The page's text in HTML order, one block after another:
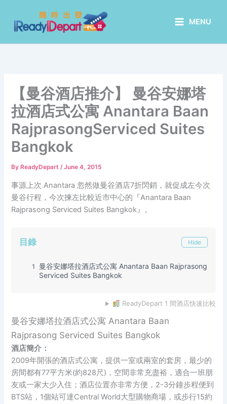
content
MENU
【曼谷酒店推介】 曼谷安娜塔
拉酒店式公寓 Anantara Baan
RajprasongServiced Suites
Bangkok
By ReadyDepart/June 4, 2015
事源上次 Anantara 忽然做曼谷酒店7折閃銷，就促成左今次
曼谷行程，今次揀左比較近市中心的『Anantara Baan
Rajprasong Serviced Suites Bangkok 』。
目錄 Hide
1
曼谷安娜塔拉酒店式公寓 Anantara Baan Rajprasong
Serviced Suites Bangkok
ReadyDepart 1 間酒店快速比較
曼谷安娜塔拉酒店式公寓 Anantara Baan
Rajprasong Serviced Suites Bangkok
酒店簡介：
2009年開張的酒店式公寓，提供一室或兩室的套房，最少的
房間都有77平方米(約828尺)，空間非常充盡裕，適合一班朋
友或一家大少入住；酒店位置亦非常方便，2-3分鐘步程便到
BTS站，1個站可達Central World大型購物商場，或步行15約